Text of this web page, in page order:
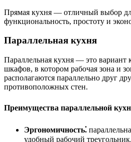
Прямая кухня — отличный выбор
функциональность, простоту и
Параллельная кухня
Параллельная кухня — это вариант
шкафов, в котором рабочая зона и
располагаются параллельно друг
противоположных стен.
Преимущества параллельной
Эргономичность⁚
удобный рабочий